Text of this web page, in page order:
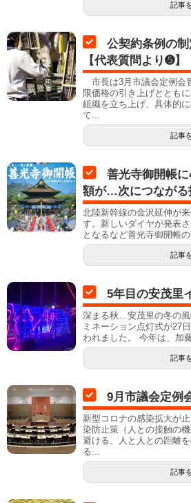
記事
公契約条例の
【代表質問より➎】
市長は3月市議会定例会
限価格の引き上げととも
組織を立ち上げ、具体的
て...
記事
善光寺御開帳
額が…次につながる
北陸新幹線の金沢延伸が
す。新しいダイヤが発表
となるなど善光寺御開帳
記事
5年目の安茂里
深まる秋…安茂里の冬の
ミネーション点灯式が27
われました。 今年は、加
記事
9月市議会定例
新型コロナの感染拡大が
染防止策（人との接触の
避ける、人と人との距離
る...
記事